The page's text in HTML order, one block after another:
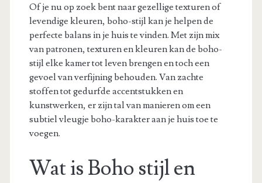
Of je nu op zoek bent naar gezellige texturen of
levendige kleuren, boho-stijl kan je helpen de
perfecte balans in je huis te vinden. Met zijn mix
van patronen, texturen en kleuren kan de boho-
stijl elke kamer tot leven brengen en toch een
gevoel van verfijning behouden. Van zachte
stoffen tot gedurfde accentstukken en
kunstwerken, er zijn tal van manieren om een
subtiel vleugje boho-karakter aan je huis toe te
voegen.
Wat is Boho stijl en